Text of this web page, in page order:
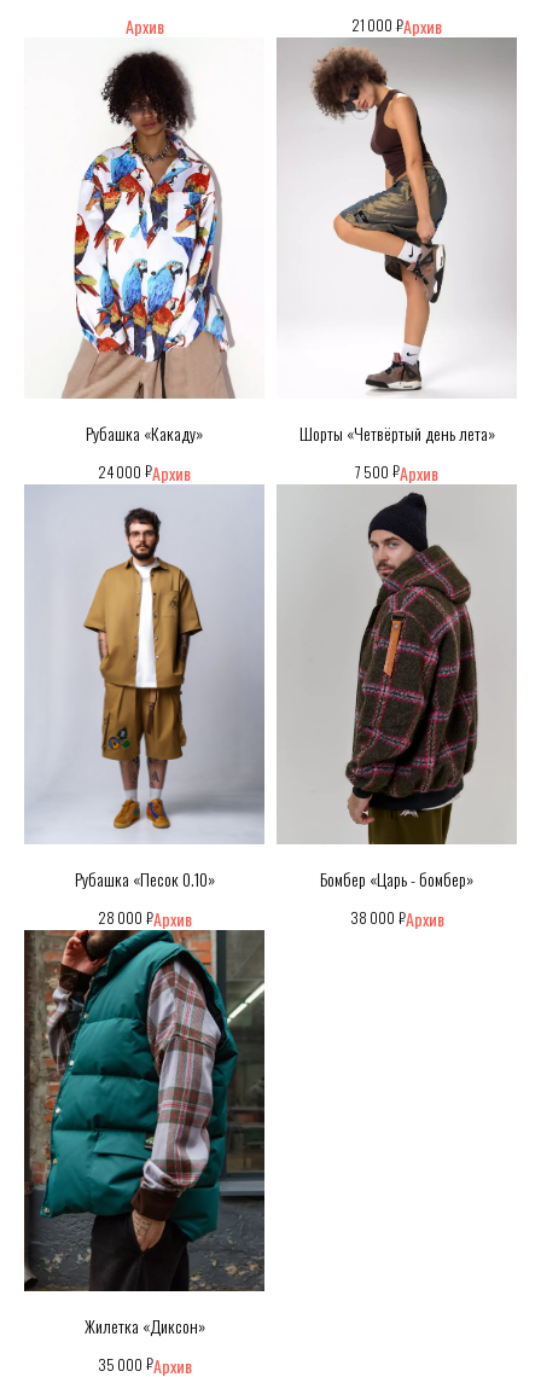
21 000 ₽
Рубашка «Какаду»
24 000 ₽
Шорты «Четвёртый день лета»
7 500 ₽
Рубашка «Песок 0.10»
28 000 ₽
Бомбер «Царь - бомбер»
38 000 ₽
Жилетка «Диксон»
35 000 ₽